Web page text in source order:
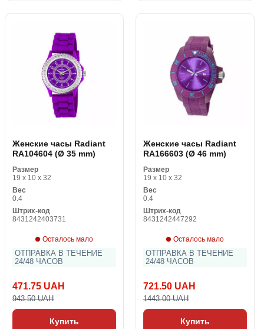
Женские часы Radiant
RA104604 (Ø 35 mm)
Размер
19 x 10 x 32
Вес
0.4
Штрих-код
8431242403731
Осталось мало
ОТПРАВКА В ТЕЧЕНИЕ
24/48 ЧАСОВ
471.75 UAH
943.50 UAH
Купить
Женские часы Radiant
RA166603 (Ø 46 mm)
Размер
19 x 10 x 32
Вес
0.4
Штрих-код
8431242447292
Осталось мало
ОТПРАВКА В ТЕЧЕНИЕ
24/48 ЧАСОВ
721.50 UAH
1443.00 UAH
Купить